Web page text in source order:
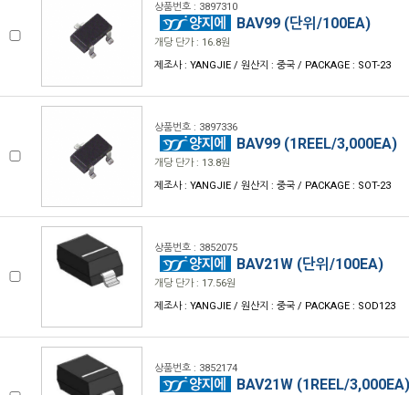
상품번호 : 3897310
BAV99 (단위/100EA)
개당 단가 : 16.8원
제조사 : YANGJIE / 원산지 : 중국 / PACKAGE : SOT-23
상품번호 : 3897336
BAV99 (1REEL/3,000EA)
개당 단가 : 13.8원
제조사 : YANGJIE / 원산지 : 중국 / PACKAGE : SOT-23
상품번호 : 3852075
BAV21W (단위/100EA)
개당 단가 : 17.56원
제조사 : YANGJIE / 원산지 : 중국 / PACKAGE : SOD123
상품번호 : 3852174
BAV21W (1REEL/3,000EA)